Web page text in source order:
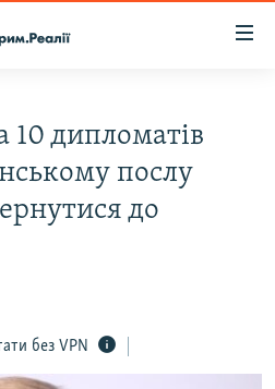
10 дипломатів
послу
до
без VPN